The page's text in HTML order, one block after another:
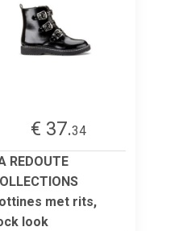
€ 37.34
REDOUTE
met rits,
look